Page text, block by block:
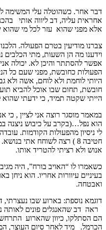
דבר אחר. כשהוטלה עלי המשימה
אחראית עליה, דב ליווה אותי
אלא מפני שהוא עזר לכל מי שהוא
צברנו מודיעין בטרם הפעולה.
וידענו מה הן השעות, מתי הכלבים
אפשר להסתתר והיכן לא. יכולה
הפעולות כחובשת, מפני שעם כל
היותי לוחמת ולא לוחם, אשה ולא
חובשת, תחום שבו אוכל להביא
הייתי שקטה תמיד, כי ידעתי
במאמר מוסגר רוצה אני לציין ,
הוא נפל…(בקרב על כיבוש ניצנה
לי ניסיון מהפעולות הקודמות.
חטיבה 8 ) רצה לשוחח אתי
אנוש ולא רציתי להטריד אותו.
כשאמרו לו “האויב בורח”, היה
בעיניים עיוורות אחריו. הוא ניחן
ואבטחה.
דוגמא נוספת: בארוע שבו
ראה דב שהאנגלים פונים לאותה
הם הסתלקו, כיוון שהארוע
הכרמל. מיד לאחר סיום העוצר,